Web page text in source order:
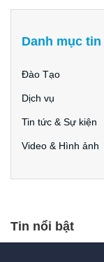
Danh mục tin
Đào Tạo
Dịch vụ
Tin tức & Sự kiện
Video & Hình ảnh
Tin nổi bật